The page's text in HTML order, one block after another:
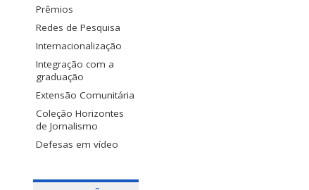
Prêmios
Redes de Pesquisa
Internacionalização
Integração com a
graduação
Extensão Comunitária
Coleção Horizontes
de Jornalismo
Defesas em vídeo